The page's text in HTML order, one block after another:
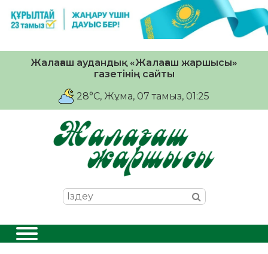
Жалағаш аудандық «Жалағаш жаршысы»
газетінің сайты
28°C, Жұма, 07 тамыз, 01:25